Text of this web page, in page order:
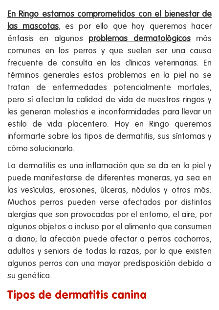
En Ringo estamos comprometidos con el bienestar de
las mascotas, es por ello que hoy queremos hacer
énfasis en algunos problemas dermatológicosmás
comunes en los perros y que suelen ser una causa
frecuente de consulta en las clínicas veterinarias. En
términos generales estos problemas en la piel no se
tratan de enfermedades potencialmente mortales,
pero sí afectan la calidad de vida de nuestros ringos y
les generan molestias e inconformidades para llevar un
estilo de vida placentero. Hoy en Ringo queremos
informarte sobre los tipos de dermatitis, sus síntomas y
cómo solucionarlo.
La dermatitis es una inflamación que se da en la piel y
puede manifestarse de diferentes maneras, ya sea en
las vesículas, erosiones, úlceras, nódulos y otros más.
Muchos perros pueden verse afectados por distintas
alergias que son provocadas por el entorno, el aire, por
algunos objetos o incluso por el alimento que consumen
a diario; la afección puede afectar a perros cachorros,
adultos y seniors de todas la razas, por lo que existen
algunos perros con una mayor predisposición debido a
su genética.
Tipos de dermatitis canina